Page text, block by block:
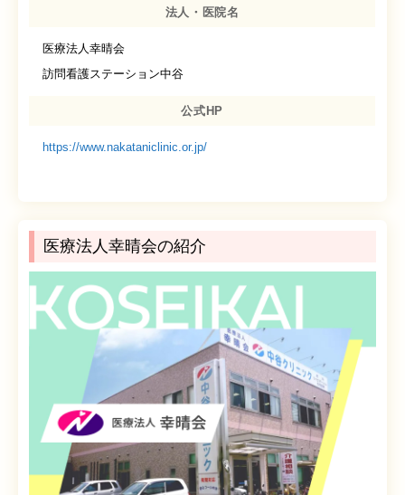
法人・医院名
医療法人幸晴会
訪問看護ステーション中谷
公式HP
https://www.nakataniclinic.or.jp/
医療法人幸晴会の紹介